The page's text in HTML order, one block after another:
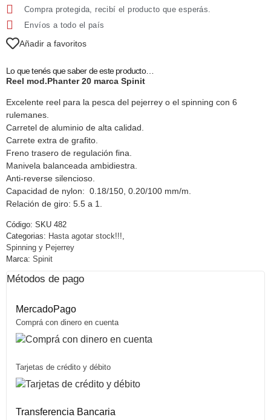
Compra protegida, recibí el producto que esperás.
Envíos a todo el país
Añadir a favoritos
Lo que tenés que saber de este producto…
Reel mod.Phanter 20 marca Spinit
Excelente reel para la pesca del pejerrey o el spinning con 6
rulemanes.
Carretel de aluminio de alta calidad.
Carrete extra de grafito.
Freno trasero de regulación fina.
Manivela balanceada ambidiestra.
Anti-reverse silencioso.
Capacidad de nylon: 0.18/150, 0.20/100 mm/m.
Relación de giro: 5.5 a 1.
Código: SKU 482
Categorias: Hasta agotar stock!!!,
Spinning y Pejerrey
Marca: Spinit
Métodos de pago
MercadoPago
Comprá con dinero en cuenta
Tarjetas de crédito y débito
Transferencia Bancaria